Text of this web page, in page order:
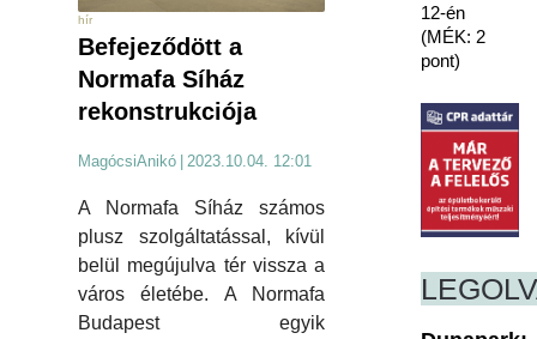
hír
Befejeződött a
Normafa Síház
rekonstrukciója
MagócsiAnikó 2023.10.04. 12:01
A Normafa Síház számos
plusz szolgáltatással, kívül
belül megújulva tér vissza a
város életébe. A Normafa
Budapest egyik
12-én
(MÉK: 2
pont)